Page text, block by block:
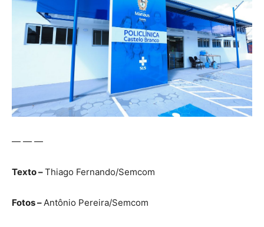
— — —
Texto –Thiago Fernando/Semcom
Fotos –Antônio Pereira/Semcom